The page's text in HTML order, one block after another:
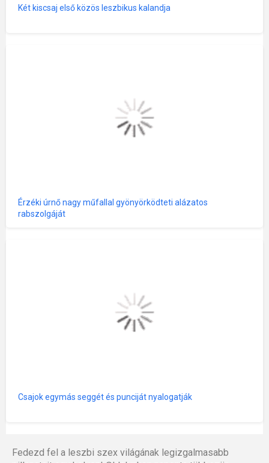
Két kiscsaj első közös leszbikus kalandja
Érzéki úrnő nagy műfallal gyönyörködteti alázatos
rabszolgáját
Csajok egymás seggét és punciját nyalogatják
Fedezd fel a leszbi szex világának legizgalmasabb